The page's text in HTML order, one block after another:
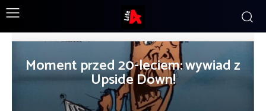
Moment przed 20-leciem: wywiad z
Upside Down!